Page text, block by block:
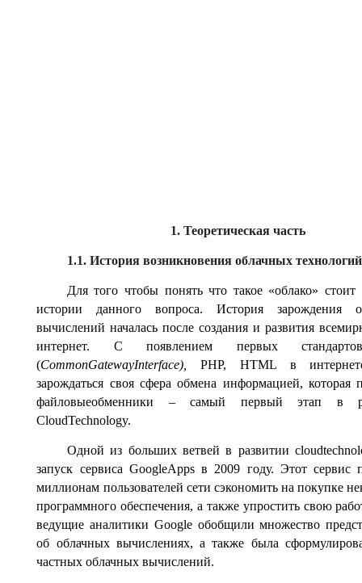
1. Теоретическая часть
1.1. История возникновения облачных технологий
Для того чтобы понять что такое «облако» стоит
истории данного вопроса. История зарождения
вычислений началась после создания и развития
интернет. С появлением первых
(CommonGatewayInterface),PHP, HTML в
зарождаться своя сфера обмена информацией, которая
файловыеобменники – самый первый этап в
CloudTechnology.
Одной из больших ветвей в развитии
запуск сервиса GoogleApps в 2009 году. Этот сервис
миллионам пользователей сети сэкономить на покупке
программного обеспечения, а также упростить свою
ведущие аналитики Google обобщили множество
об облачных вычислениях, а также была
частных облачных вычислений.